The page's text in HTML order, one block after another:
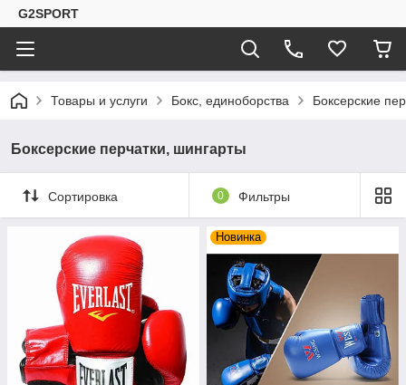
G2SPORT
Товары и услуги Бокс, единоборства Боксерские
Боксерские перчатки, шингарты
Сортировка 0 Фильтры
Новинка